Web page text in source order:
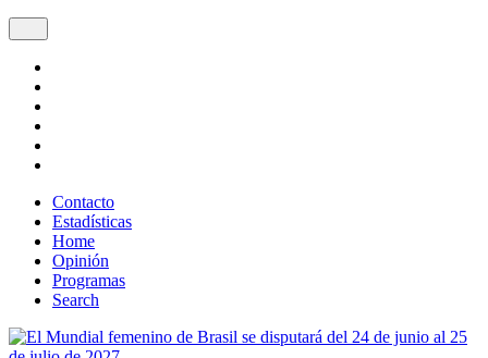
Contacto
Estadísticas
Home
Opinión
Programas
Search